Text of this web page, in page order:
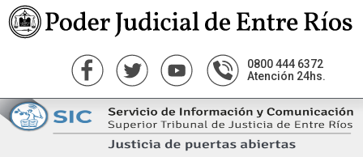
0800 444 6372
Atención 24hs.